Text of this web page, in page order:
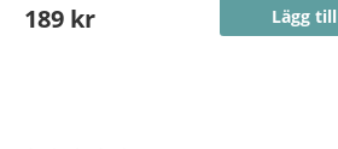
189 kr Lägg till